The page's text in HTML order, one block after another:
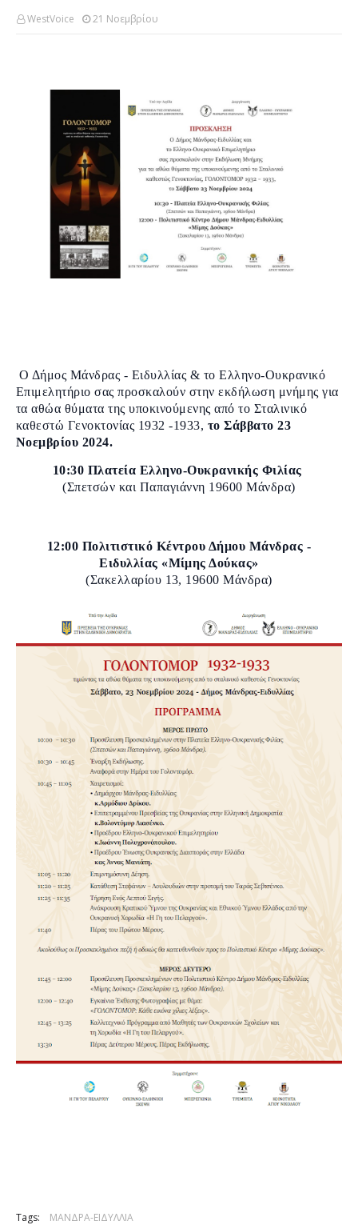
WestVoice 21 Νοεμβρίου
Ο Δήμος Μάνδρας - Ειδυλλίας & το Ελληνο-Ουκρανικό
Επιμελητήριο σας προσκαλούν στην εκδήλωση μνήμης για
τα αθώα θύματα της υποκινούμενης από το Σταλινικό
καθεστώ Γενοκτονίας 1932 -1933, το Σάββατο 23
Νοεμβρίου 2024.
10:30 Πλατεία Ελληνο-Ουκρανικής Φιλίας
(Σπετσών και Παπαγιάννη 19600 Μάνδρα)
12:00 Πολιτιστικό Κέντρου Δήμου Μάνδρας -
Ειδυλλίας «Μίμης Δούκας»
(Σακελλαρίου 13, 19600 Μάνδρα)
Tags: ΜΑΝΔΡΑ-ΕΙΔΥΛΛΙΑ